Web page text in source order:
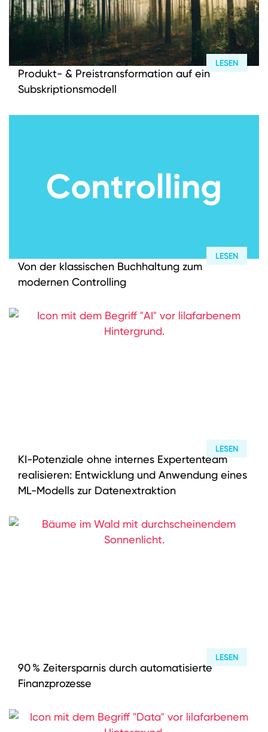
LESEN
Produkt- & Preistransformation auf ein
Subskriptionsmodell
LESEN
Von der klassischen Buchhaltung zum
modernen Controlling
LESEN
KI-Potenziale ohne internes Expertenteam
realisieren: Entwicklung und Anwendung eines
ML-Modells zur Datenextraktion
LESEN
90 % Zeitersparnis durch automatisierte
Finanzprozesse